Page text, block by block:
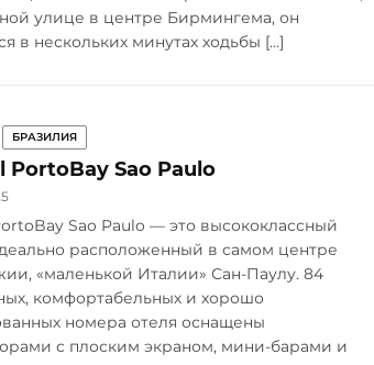
улице в центре Бирмингема, он
в нескольких минутах ходьбы […]
БРАЗИЛИЯ
PortoBay Sao Paulo
Sao Paulo — это высококлассный
расположенный в самом центре
«маленькой Италии» Сан-Паулу. 84
комфортабельных и хорошо
номера отеля оснащены
с плоским экраном, мини-барами и